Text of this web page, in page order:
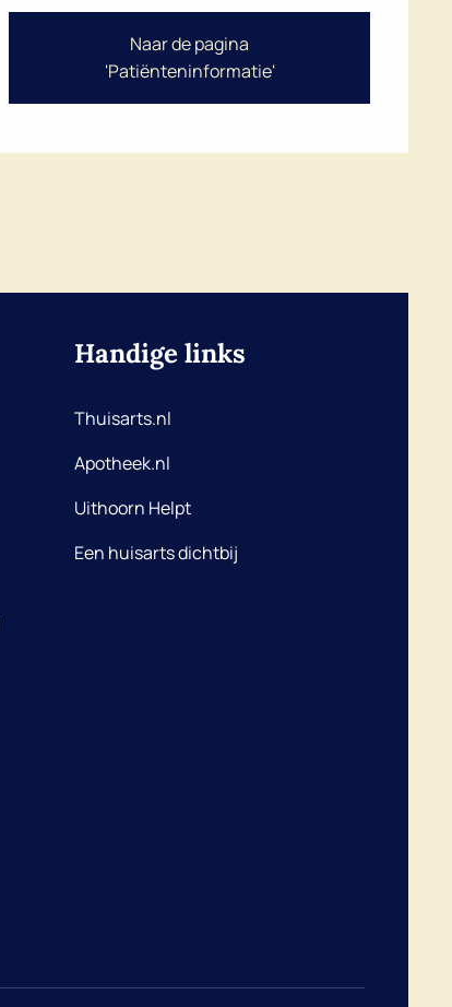
Naar de pagina
'Patiënteninformatie'
Handige links
Thuisarts.nl
Apotheek.nl
Uithoorn Helpt
Een huisarts dichtbij